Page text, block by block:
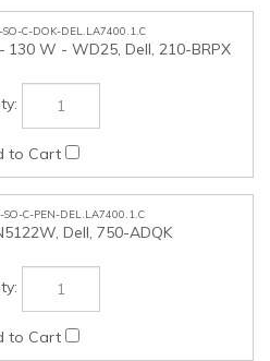
C-DOK-DEL.LA7400.1.C
130 W - WD25, Dell, 210-BRPX
C-PEN-DEL.LA7400.1.C
Dell, 750-ADQK